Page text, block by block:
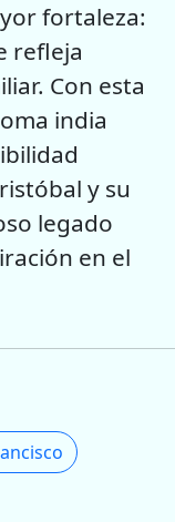
fortaleza:
refleja
Con esta
india
y su
legado
en el